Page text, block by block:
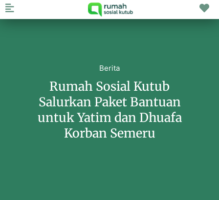
Berita
Rumah Sosial Kutub
Salurkan Paket Bantuan
untuk Yatim dan Dhuafa
Korban Semeru